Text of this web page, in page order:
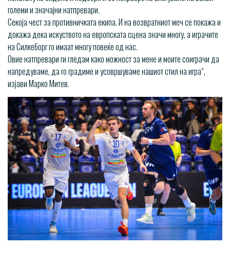
големи и значајни натпревари.
Секоја чест за противничката екипа. И на возвратниот меч се покажа и
докажа дека искуството на европската сцена значи многу, а играчите
на Силкеборг го имаат многу повеќе од нас.
Овие натпревари ги гледам како можност за мене и моите соиграчи да
напредуваме, да го градиме и усовршуваме нашиот стил на игра“,
изјави Марко Митев.